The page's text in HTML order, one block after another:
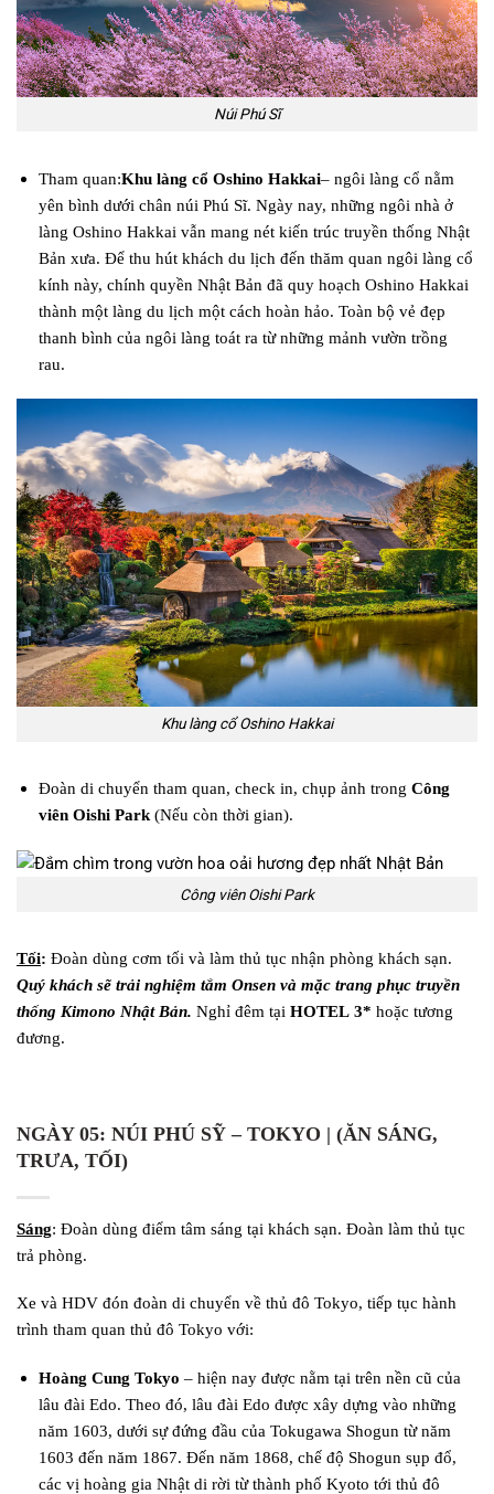
Núi Phú Sĩ
Tham quan:Khu làng cổ Oshino Hakkai– ngôi làng cổ nằm
yên bình dưới chân núi Phú Sĩ. Ngày nay, những ngôi nhà ở
làng Oshino Hakkai vẫn mang nét kiến trúc truyền thống Nhật
Bản xưa. Để thu hút khách du lịch đến thăm quan ngôi làng cổ
kính này, chính quyền Nhật Bản đã quy hoạch Oshino Hakkai
thành một làng du lịch một cách hoàn hảo. Toàn bộ vẻ đẹp
thanh bình của ngôi làng toát ra từ những mảnh vườn trồng
rau.
Khu làng cổ Oshino Hakkai
Đoàn di chuyển tham quan, check in, chụp ảnh trong Công
viên Oishi Park(Nếu còn thời gian).
Công viên Oishi Park
Tối: Đoàn dùng cơm tối và làm thủ tục nhận phòng khách sạn.
Quý khách sẽ trải nghiệm tắm Onsen và mặc trang phục truyền
thống Kimono Nhật Bản. Nghỉ đêm tại HOTEL 3* hoặc tương
đương.
NGÀY 05: NÚI PHÚ SỸ – TOKYO | (ĂN SÁNG,
TRƯA, TỐI)
Sáng: Đoàn dùng điểm tâm sáng tại khách sạn. Đoàn làm thủ tục
trả phòng.
Xe và HDV đón đoàn di chuyển về thủ đô Tokyo, tiếp tục hành
trình tham quan thủ đô Tokyo với:
Hoàng Cung Tokyo – hiện nay được nằm tại trên nền cũ của
lâu đài Edo. Theo đó, lâu đài Edo được xây dựng vào những
năm 1603, dưới sự đứng đầu của Tokugawa Shogun từ năm
1603 đến năm 1867. Đến năm 1868, chế độ Shogun sụp đổ,
các vị hoàng gia Nhật di rời từ thành phố Kyoto tới thủ đô